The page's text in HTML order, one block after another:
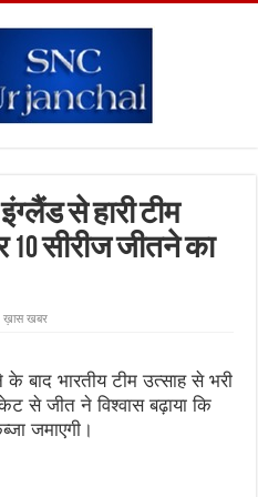
से हारी टीम
10 सीरीज जीतने का
ख़ास खबर
बाद भारतीय टीम उत्साह से भरी
से जीत ने विश्वास बढ़ाया कि
जमाएगी।